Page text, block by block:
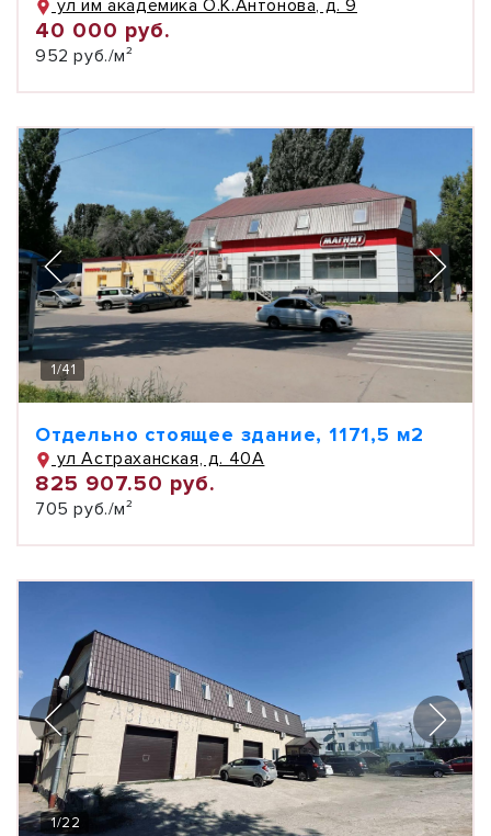
ул им академика О.К.Антонова, д. 9
40 000 руб.
952 руб./м²
1/41
Отдельно стоящее здание, 1171,5 м2
ул Астраханская, д. 40А
825 907.50 руб.
705 руб./м²
1/22